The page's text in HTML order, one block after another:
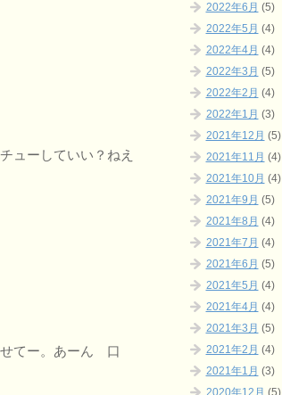
ューしていい？ねえ
せてー。あーん 口
2022年6月 (5)
2022年5月 (4)
2022年4月 (4)
2022年3月 (5)
2022年2月 (4)
2022年1月 (3)
2021年12月 (5)
2021年11月 (4)
2021年10月 (4)
2021年9月 (5)
2021年8月 (4)
2021年7月 (4)
2021年6月 (5)
2021年5月 (4)
2021年4月 (4)
2021年3月 (5)
2021年2月 (4)
2021年1月 (3)
2020年12月 (5)